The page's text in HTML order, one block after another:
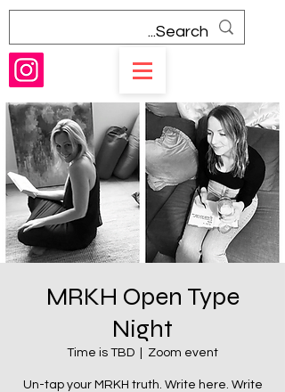
MRKH Open Type
Night
Time is TBD Zoom event
Un-tap your MRKH truth. Write here. Write